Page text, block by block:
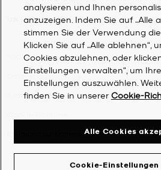
UNTERNEHMEN
2026Michael Kors
Datenschutzrichtlinie
Allgemeine Geschäftsbedingungen
Erklärung zur Barrierefreiheit
analysieren und Ihnen
anzuzeigen. Indem Sie auf „Alle
stimmen Sie der Verwendung
Klicken Sie auf „Alle ablehnen“,
Cookies abzulehnen, oder
Einstellungen verwalten“, um
Einstellungen auszuwählen.
finden Sie in unserer Cookie-
Cookie-
Alle Cookies